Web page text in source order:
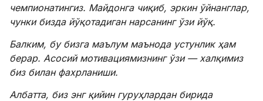
чемпионатингиз. Майдонга чиқиб, эркин ўйнанглар,
чунки бизда йўқотадиган нарсанинг ўзи йўқ.
Балким, бу бизга маълум маънода устунлик ҳам
берар. Асосий мотивациямизнинг ўзи — халқимиз
биз билан фахрланиши.
Албатта, биз энг қийин гуруҳлардан бирида